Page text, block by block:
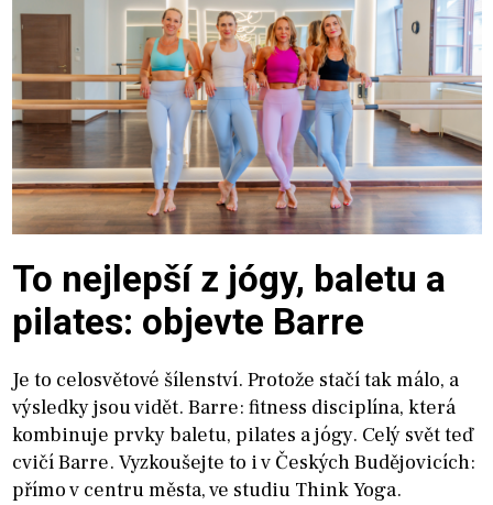
To nejlepší z jógy, baletu a
pilates: objevte Barre
Je to celosvětové šílenství. Protože stačí tak málo, a
výsledky jsou vidět. Barre: fitness disciplína, která
kombinuje prvky baletu, pilates a jógy. Celý svět teď
cvičí Barre. Vyzkoušejte to i v Českých Budějovicích:
přímo v centru města, ve studiu Think Yoga.